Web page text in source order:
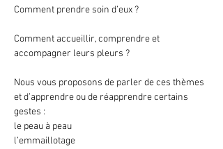
Comment prendre soin d’eux ?
Comment accueillir, comprendre et
accompagner leurs pleurs ?
Nous vous proposons de parler de ces thèmes
et d’apprendre ou de réapprendre certains
gestes :
le peau à peau
l’emmaillotage